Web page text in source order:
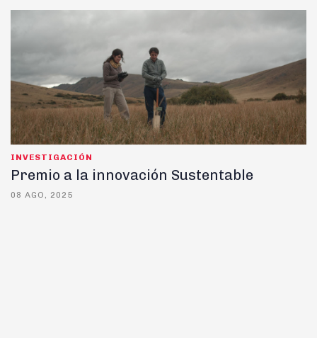
INVESTIGACIÓN
Premio a la innovación Sustentable
08 AGO, 2025